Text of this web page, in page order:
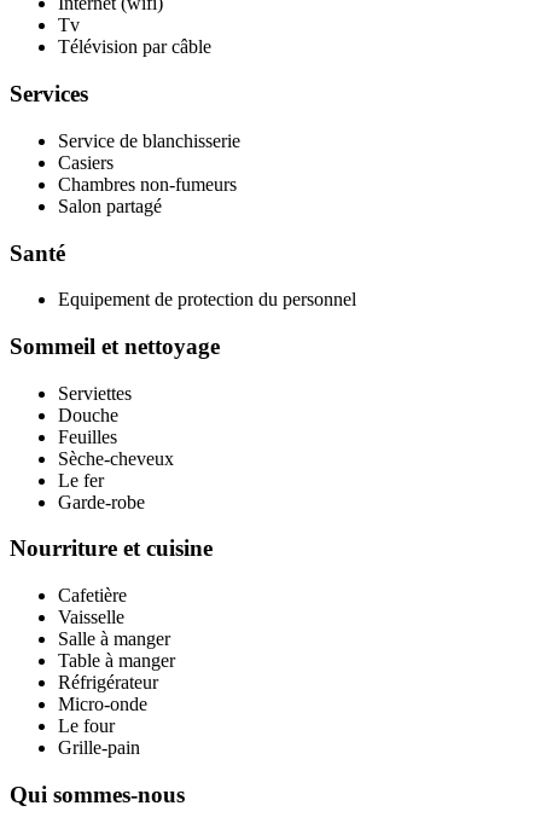
Tv
Télévision par câble
Services
Service de blanchisserie
Casiers
Chambres non-fumeurs
Salon partagé
Santé
Equipement de protection du personnel
Sommeil et nettoyage
Serviettes
Douche
Feuilles
Sèche-cheveux
Le fer
Garde-robe
Nourriture et cuisine
Cafetière
Vaisselle
Salle à manger
Table à manger
Réfrigérateur
Micro-onde
Le four
Grille-pain
Qui sommes-nous